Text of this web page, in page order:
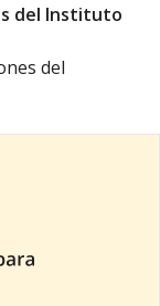
del Instituto
del